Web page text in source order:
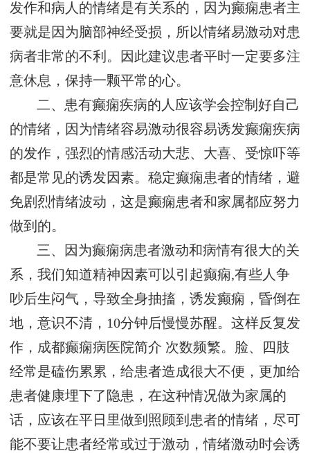
发作和病人的情绪是有关系的，因为癫痫患者主
要就是因为脑部神经受损，所以情绪易激动对患
病者非常的不利。因此建议患者平时一定要多注
意休息，保持一颗平常的心。
二、患有癫痫疾病的人应该学会控制好自己
的情绪，因为情绪容易激动很容易诱发癫痫疾病
的发作，强烈的情感活动大悲、大喜、受惊吓等
都是常见的诱发因素。稳定癫痫患者的情绪，避
免剧烈情绪波动，这是癫痫患者和家属都应努力
做到的。
三、因为癫痫病患者激动和病情有很大的关
系，我们知道精神因素可以引起癫痫,有些人争
吵后生闷气，导致全身抽搐，诱发癫痫，昏倒在
地，意识不清，10分钟后慢慢苏醒。这样反复发
作， 成都癫痫病医院简介 次数频繁。脸、四肢
经常是磕伤累累，给患者造成很大不便，更加给
患者健康埋下了隐患，在这种情况做为家属的
话，应该在平日里做到照顾到患者的情绪，尽可
能不要让患者经常或过于激动，情绪激动时会诱